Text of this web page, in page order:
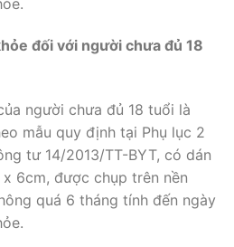
đối với người chưa đủ 18
người chưa đủ 18 tuổi là
mẫu quy định tại Phụ lục 2
tư 14/2013/TT-BYT, có dán
6cm, được chụp trên nền
quá 6 tháng tính đến ngày